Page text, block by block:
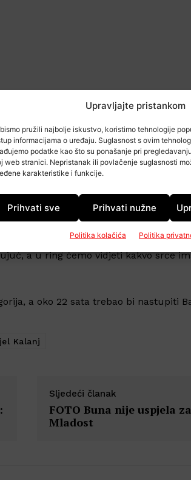
Upravljajte pristankom
pružili najbolje iskustvo, koristimo tehnologije
informacijama o uređaju. Suglasnost s ovim
podatke kao što su ponašanje pri
web stranici. Nepristanak ili povlačenje suglasnosti
karakteristike i funkcije.
Prihvati sve Prihvati nužne
Politika kolačića Politika
će ugostiti boksački memorijal
nastupiti i neka poznata imena iz
Neđom Čvorovićem, a evo što
a u ring ćemo vidjeti kakvo srce
a oko 22 sata trebao bi nastupiti
Kalanj
Sljedeći članak
FOTO Buna nije uspjela
Mladost